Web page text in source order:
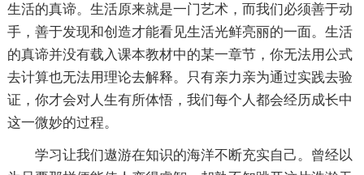
生活的真谛。生活原来就是一门艺术，而我们必须善于动
手，善于发现和创造才能看见生活光鲜亮丽的一面。生活
的真谛并没有载入课本教材中的某一章节，你无法用公式
去计算也无法用理论去解释。只有亲力亲为通过实践去验
证，你才会对人生有所体悟，我们每个人都会经历成长中
这一微妙的过程。
学习让我们遨游在知识的海洋不断充实自己。曾经以